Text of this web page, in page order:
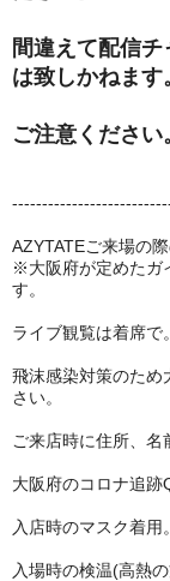
間違えて配信
は致しかねます
ご注意ください
AZYTATEご来場の
※大阪府が定めたガ
す。
ライブ観覧は着席で。
飛沫感染対策のため
さい。
ご来店時に住所、名
大阪府のコロナ追跡
入店時のマスク着用
入場時の検温(高熱